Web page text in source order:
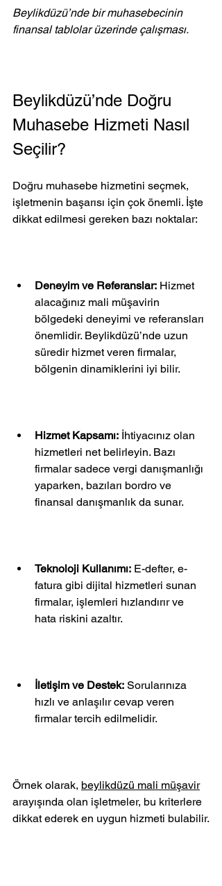
Beylikdüzü’nde bir muhasebecinin
finansal tablolar üzerinde çalışması.
Beylikdüzü’nde Doğru
Muhasebe Hizmeti Nasıl
Seçilir?
Doğru muhasebe hizmetini seçmek,
işletmenin başarısı için çok önemli. İşte
dikkat edilmesi gereken bazı noktalar:
Deneyim ve Referanslar: Hizmet
alacağınız mali müşavirin
bölgedeki deneyimi ve referansları
önemlidir. Beylikdüzü’nde uzun
süredir hizmet veren firmalar,
bölgenin dinamiklerini iyi bilir.
Hizmet Kapsamı: İhtiyacınız olan
hizmetleri net belirleyin. Bazı
firmalar sadece vergi danışmanlığı
yaparken, bazıları bordro ve
finansal danışmanlık da sunar.
Teknoloji Kullanımı: E-defter, e-
fatura gibi dijital hizmetleri sunan
firmalar, işlemleri hızlandırır ve
hata riskini azaltır.
İletişim ve Destek: Sorularınıza
hızlı ve anlaşılır cevap veren
firmalar tercih edilmelidir.
Örnek olarak, beylikdüzü mali müşavir
arayışında olan işletmeler, bu kriterlere
dikkat ederek en uygun hizmeti bulabilir.